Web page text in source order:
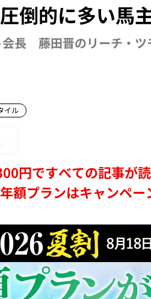
圧倒的に多い馬
会長 藤田晋のリーチ・
イル
円ですべての記事が読
年額プランはキャンペー